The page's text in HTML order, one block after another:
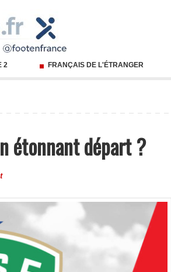
2 FRANÇAIS DE L'ÉTRANGER
étonnant départ ?